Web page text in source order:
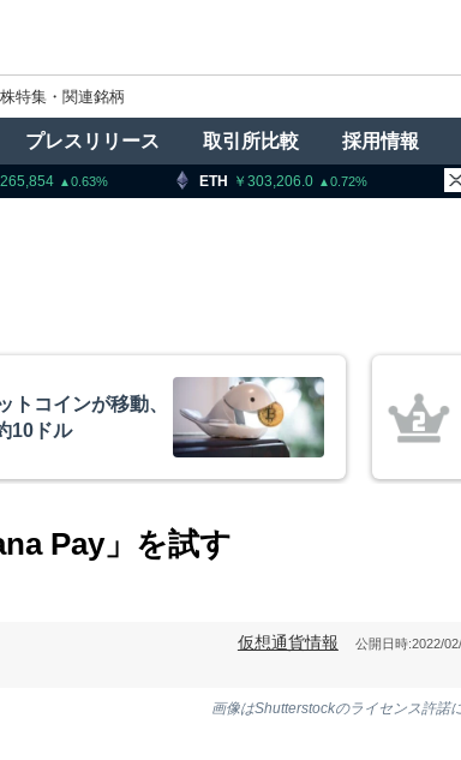
株特集・関連銘柄
プレスリリース 取引所比較 採用情報
ETH 303,206.0 XRP 164.62
1銘柄の上場廃止
Pay」を試す
仮想通貨情報 公開日時:2022/
画像はShutterstockのライセンス許諾